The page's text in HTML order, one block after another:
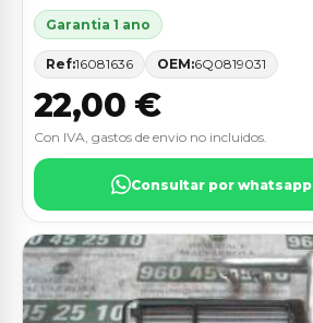
Garantia 1 ano
Ref:16081636 OEM:6Q0819031
22,00 €
Con IVA, gastos de envio no incluidos.
Consultar por whatsapp